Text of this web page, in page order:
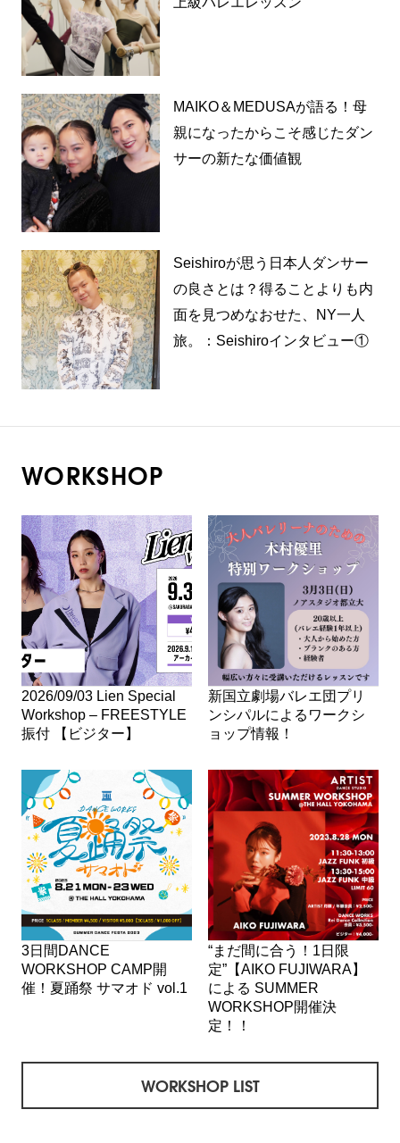
MAIKO＆MEDUSAが語る！母
親になったからこそ感じたダン
サーの新たな価値観
Seishiroが思う日本人ダンサー
の良さとは？得ることよりも内
面を見つめなおせた、NY一人
旅。：Seishiroインタビュー①
WORKSHOP
2026/09/03 Lien Special
Workshop – FREESTYLE
振付 【ビジター】
新国立劇場バレエ団プリ
ンシパルによるワークシ
ョップ情報！
3日間DANCE
WORKSHOP CAMP開
催！夏踊祭 サマオド vol.1
“まだ間に合う！1日限
定”【AIKO FUJIWARA】
による SUMMER
WORKSHOP開催決
定！！
WORKSHOP LIST